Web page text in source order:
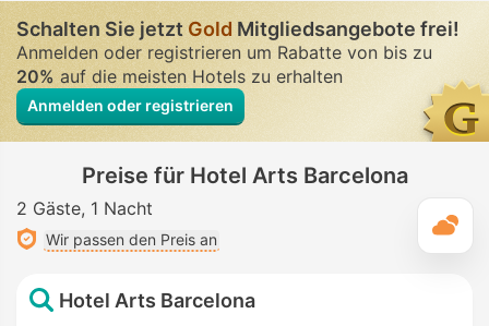
Schalten Sie jetztGold Mitgliedsangebote frei!
Anmelden oder registrieren um Rabatte von bis zu
20%auf die meisten Hotels zu erhalten
Anmelden oder registrieren
Preise für Hotel Arts Barcelona
2 Gäste 1 Nacht
Wir passen den Preis an
Hotel Arts Barcelona